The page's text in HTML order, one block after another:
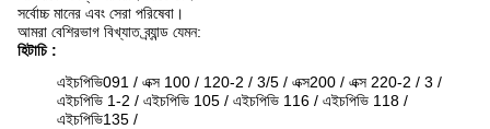
সর্বোচ্চ মানের এবং সেরা পরিষেবা।
আমরা বেশিরভাগ বিখ্যাত ব্র্যান্ড যেমন:
হিটাচি :
এইচপিভি091 / এক্স 100 / 120-2 / 3/5 / এক্স200 / এক্স 220-2 / 3 /
এইচপিভি 1-2 / এইচপিভি 105 / এইচপিভি 116 / এইচপিভি 118 /
এইচপিভি135 /